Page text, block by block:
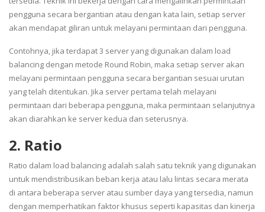
pengguna secara bergantian atau dengan kata lain, setiap server
akan mendapat giliran untuk melayani permintaan dari pengguna.
Contohnya, jika terdapat 3 server yang digunakan dalam load
balancing dengan metode Round Robin, maka setiap server akan
melayani permintaan pengguna secara bergantian sesuai urutan
yang telah ditentukan. Jika server pertama telah melayani
permintaan dari beberapa pengguna, maka permintaan selanjutnya
akan diarahkan ke server kedua dan seterusnya.
2. Ratio
Ratio dalam load balancing adalah salah satu teknik yang digunakan
untuk mendistribusikan beban kerja atau lalu lintas secara merata
di antara beberapa server atau sumber daya yang tersedia, namun
dengan memperhatikan faktor khusus seperti kapasitas dan kinerja